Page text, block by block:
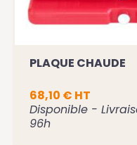
PLAQUE CHAUDE
68,10 € HT
Disponible -
96h